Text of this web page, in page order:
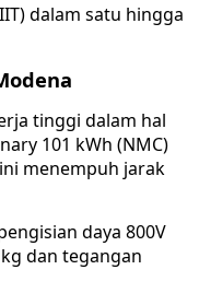
dalam satu hingga
tinggi dalam hal
101 kWh (NMC)
menempuh jarak
daya 800V
dan tegangan